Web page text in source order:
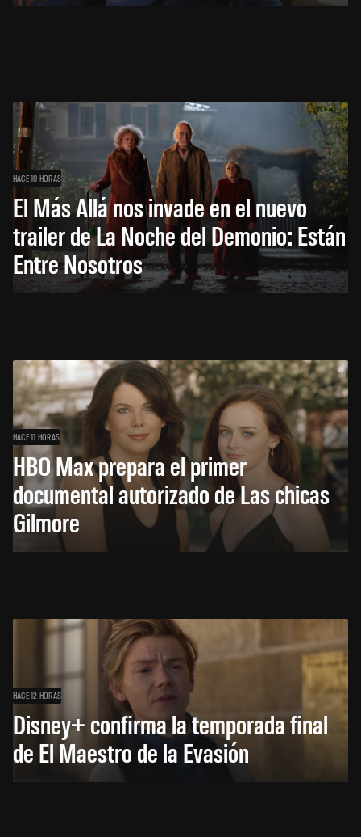
HACE 10 HORAS
El Más Allá nos invade en el nuevo
trailer de La Noche del Demonio: Están
Entre Nosotros
HACE 11 HORAS
HBO Max prepara el primer
documental autorizado de Las chicas
Gilmore
HACE 12 HORAS
Disney+ confirma la temporada final
de El Maestro de la Evasión